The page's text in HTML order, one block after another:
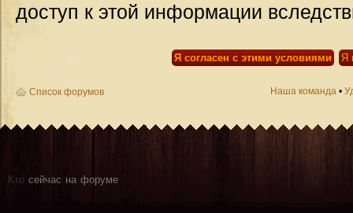
доступ к этой информации
Список форумов Наша команда •
Кто сейчас на форуме